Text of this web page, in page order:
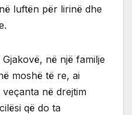
luftën për lirinë dhe
në një familje
moshë të re, ai
në drejtim
që do ta